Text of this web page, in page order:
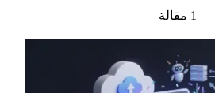
1 مقالة